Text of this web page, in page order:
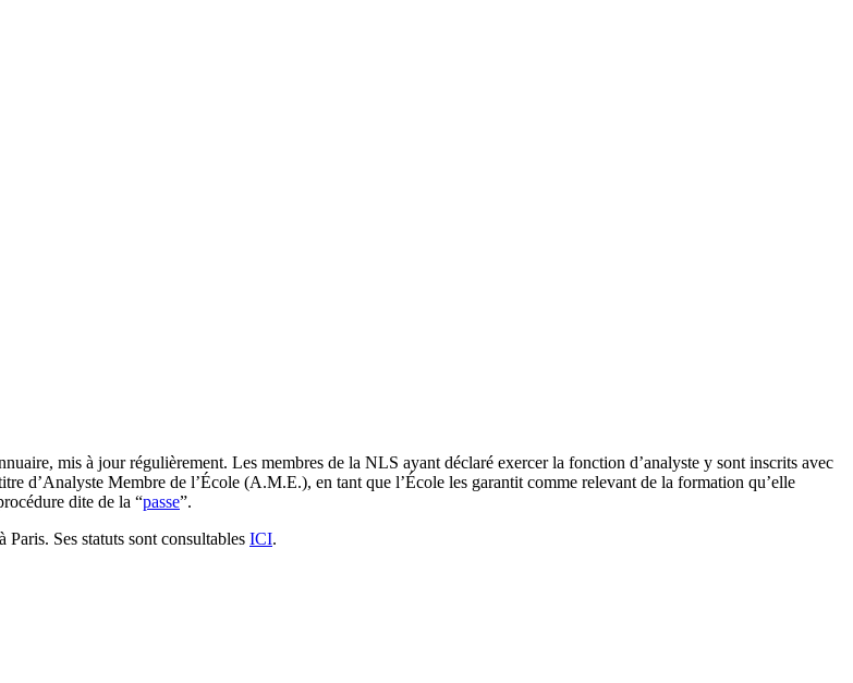
mis à jour régulièrement. Les membres de la NLS ayant déclaré exercer la fonction d’analyste y sont inscrits avec
d’Analyste Membre de l’École (A.M.E.), en tant que l’École les garantit comme relevant de la formation qu’elle
dite de la “passe”.
Ses statuts sont consultables ICI.